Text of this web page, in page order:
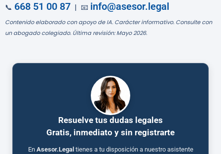
📞 668 51 00 87 | 📧 info@asesor.legal
Contenido elaborado con apoyo de IA. Carácter informativo. Consulte con
un abogado colegiado. Última revisión: Mayo 2026.
Resuelve tus dudas legales
Gratis, inmediato y sin registrarte
En Asesor.Legal tienes a tu disposición a nuestro asistente